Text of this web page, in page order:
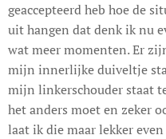
geaccepteerd heb hoe de
uit hangen dat denk ik nu
wat meer momenten. Er
mijn innerlijke duiveltje
mijn linkerschouder staat
het anders moet en zeker
laat ik die maar lekker